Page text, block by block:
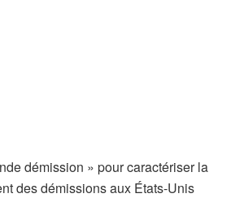
démission » pour caractériser la
des démissions aux États-Unis